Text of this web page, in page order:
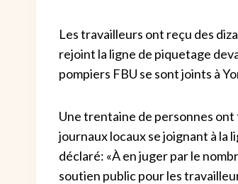
Les travailleurs ont reçu des
rejoint la ligne de piquetage
pompiers FBU se sont joints à
Une trentaine de personnes
journaux locaux se joignant à la
déclaré: «À en juger par le
soutien public pour les